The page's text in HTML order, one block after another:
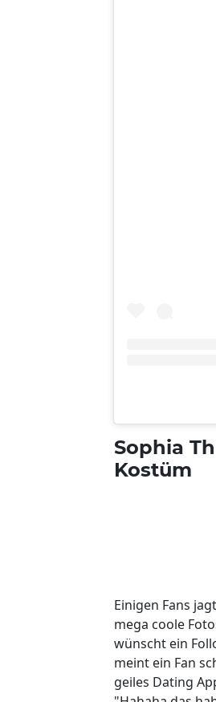
Sophia
Kostüm
Einigen Fans
mega coole
wünscht ein
meint ein Fan
geiles Dating